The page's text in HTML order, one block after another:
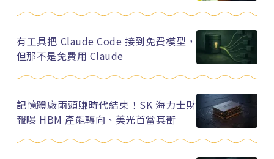
有工具把 Claude Code 接到免費模型，
但那不是免費用 Claude
記憶體廠兩頭賺時代結束！SK 海力士財
報曝 HBM 產能轉向、美光首當其衝